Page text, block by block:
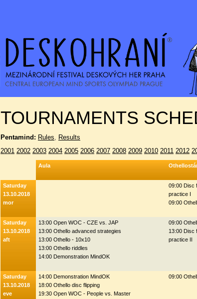
TOURNAMENTS
Pentamind: Rules, Results
2001 2002 2003 2004 2005 2006 2007 2008 2009 2010 2011 2012
Aula
Saturday
13.10.2018
mor
09:00 Disc
practice I
09:00
Saturday
13.10.2018
aft
13:00 Open WOC - CZE vs. JAP
13:00 Othello advanced strategies
13:00 Othello - 10x10
13:00 Othello riddles
14:00 Demonstration MindOK
09:00
13:00 Disc
practice II
Saturday
13.10.2018
eve
14:00 Demonstration MindOK
18:00 Othello disc flipping
19:30 Open WOC - People vs. Master
09:00